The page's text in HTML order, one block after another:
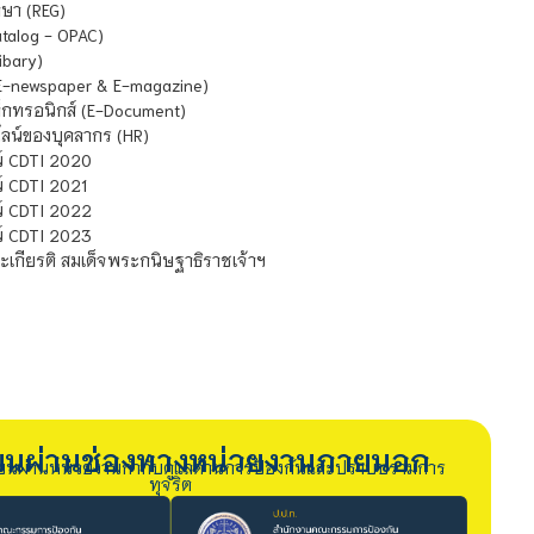
(REG)
- OPAC)
& E-magazine)
ทรอนิกส์ (E-Document)
น์ของบุคลากร (HR)
2020
2021
2022
2023
กียรติ สมเด็จพระกนิษฐาธิราชเจ้าฯ
นผ่านช่องทางหน่วยงานภายนอก
นผ่านหน่วยงานกำกับดูแลด้านการป้องกันและปราบปรามการ
ทุจริต